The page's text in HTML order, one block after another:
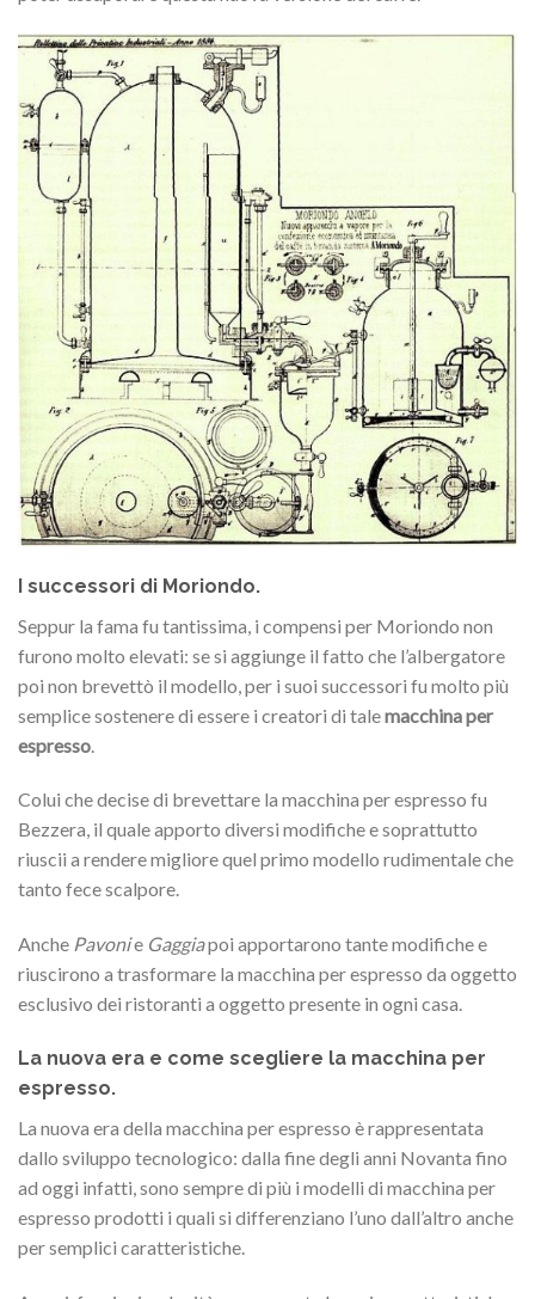
I successori di Moriondo.
Seppur la fama fu tantissima, i compensi per Moriondo non
furono molto elevati: se si aggiunge il fatto che l’albergatore
poi non brevettò il modello, per i suoi successori fu molto più
semplice sostenere di essere i creatori di talemacchina per
espresso
Colui che decise di brevettare la macchina per espresso fu
Bezzera, il quale apporto diversi modifiche e soprattutto
riuscii a rendere migliore quel primo modello rudimentale che
tanto fece scalpore.
Anche Pavonie Gaggiapoi apportarono tante modifiche e
riuscirono a trasformare la macchina per espresso da oggetto
esclusivo dei ristoranti a oggetto presente in ogni casa.
La nuova era e come scegliere la macchina per
espresso.
La nuova era della macchina per espresso è rappresentata
dallo sviluppo tecnologico: dalla fine degli anni Novanta fino
ad oggi infatti, sono sempre di più i modelli di macchina per
espresso prodotti i quali si differenziano l’uno dall’altro anche
per semplici caratteristiche.